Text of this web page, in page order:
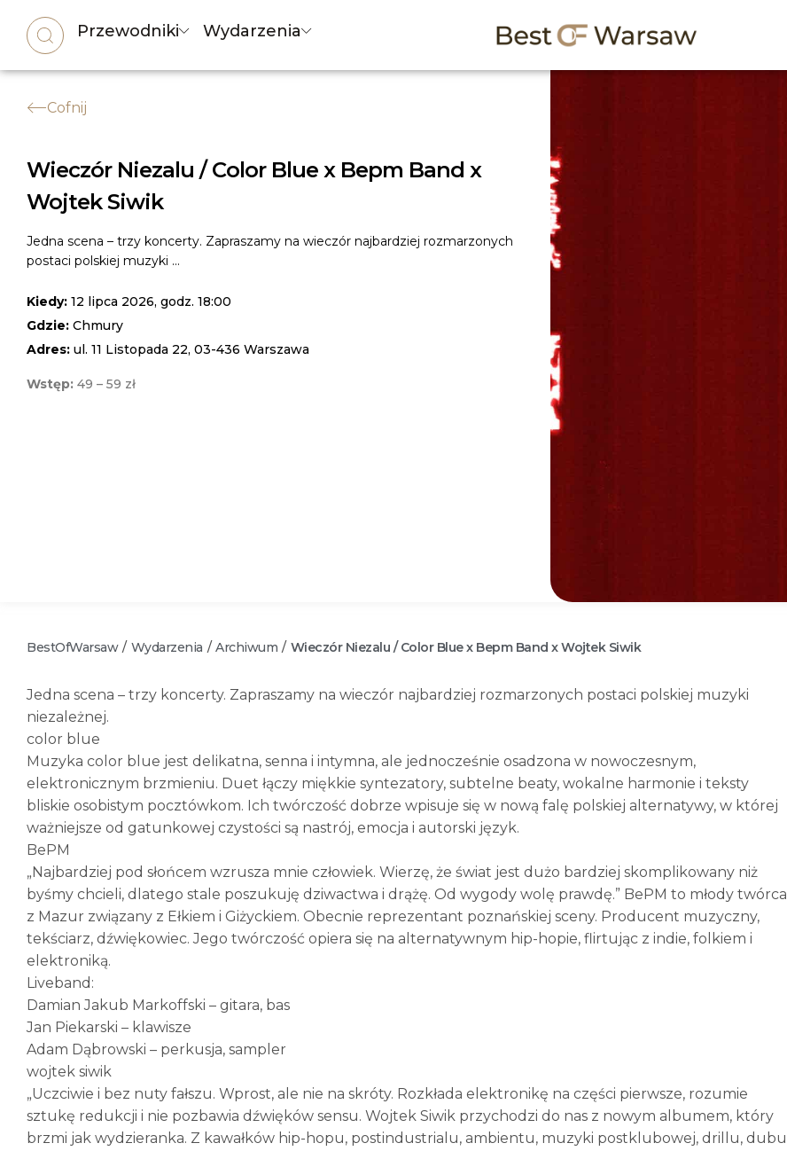
Przewodniki Wydarzenia
Cofnij
Wieczór Niezalu / Color Blue x Bepm Band x
Wojtek Siwik
Jedna scena – trzy koncerty. Zapraszamy na wieczór najbardziej rozmarzonych
postaci polskiej muzyki ...
Kiedy: 12 lipca 2026, godz. 18:00
Gdzie: Chmury
Adres: ul. 11 Listopada 22, 03-436 Warszawa
Wstęp: 49 – 59 zł
BestOfWarsaw / Wydarzenia / Archiwum / Wieczór Niezalu / Color Blue x Bepm Band x Wojtek Siwik
Jedna scena – trzy koncerty. Zapraszamy na wieczór najbardziej rozmarzonych postaci polskiej muzyki
niezależnej.
color blue
Muzyka color blue jest delikatna, senna i intymna, ale jednocześnie osadzona w nowoczesnym,
elektronicznym brzmieniu. Duet łączy miękkie syntezatory, subtelne beaty, wokalne harmonie i teksty
bliskie osobistym pocztówkom. Ich twórczość dobrze wpisuje się w nową falę polskiej alternatywy, w której
ważniejsze od gatunkowej czystości są nastrój, emocja i autorski język.
BePM
„Najbardziej pod słońcem wzrusza mnie człowiek. Wierzę, że świat jest dużo bardziej skomplikowany niż
byśmy chcieli, dlatego stale poszukuję dziwactwa i drążę. Od wygody wolę prawdę.” BePM to młody twórca
z Mazur związany z Ełkiem i Giżyckiem. Obecnie reprezentant poznańskiej sceny. Producent muzyczny,
tekściarz, dźwiękowiec. Jego twórczość opiera się na alternatywnym hip-hopie, flirtując z indie, folkiem i
elektroniką.
Liveband:
Damian Jakub Markoffski – gitara, bas
Jan Piekarski – klawisze
Adam Dąbrowski – perkusja, sampler
wojtek siwik
„Uczciwie i bez nuty fałszu. Wprost, ale nie na skróty. Rozkłada elektronikę na części pierwsze, rozumie
sztukę redukcji i nie pozbawia dźwięków sensu. Wojtek Siwik przychodzi do nas z nowym albumem, który
brzmi jak wydzieranka. Z kawałków hip-hopu, postindustrialu, ambientu, muzyki postklubowej, drillu, dubu